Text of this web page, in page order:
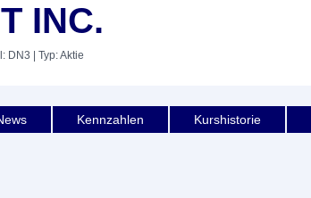
INC.
DN3 | Typ: Aktie
Kennzahlen Kurshistorie